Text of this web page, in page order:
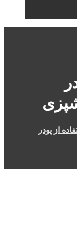
از پودر